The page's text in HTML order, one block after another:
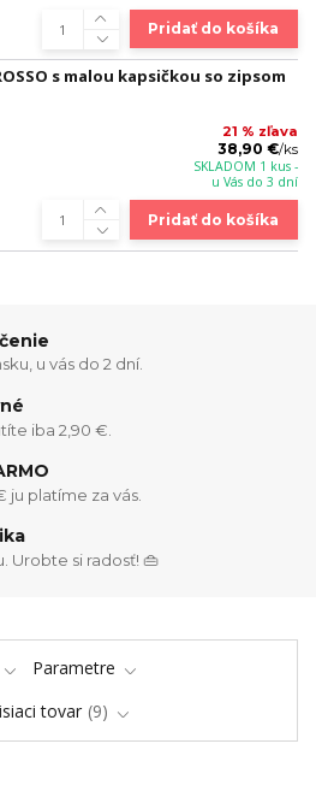
Pridať do košíka
s malou kapsičkou so zipsom
21 % zľava
38,90 €/ks
SKLADOM 1 kus -
u Vás do 3 dní
Pridať do košíka
u vás do 2 dní.
iba 2,90 €.
ju platíme za vás.
Urobte si radosť! 👜
Parametre
tovar 9